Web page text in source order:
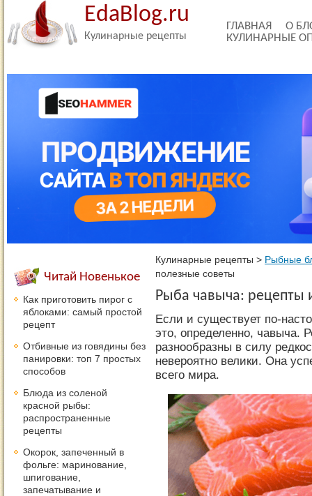
EdaBlog.ru
Кулинарные рецепты
ГЛАВНАЯ
О
КУЛИНАРНЫЕ
Кулинарные рецепты > Рыбные
полезные советы
Рыба чавыча: рецепты
Если и существует по-
это, определенно, чавыча.
разнообразны в силу
невероятно велики. Она
всего мира.
Читай Новенькое
Как приготовить пирог с
яблоками: самый простой
рецепт
Отбивные из говядины без
панировки: топ 7 простых
способов
Блюда из соленой
красной рыбы:
распространенные
рецепты
Окорок, запеченный в
фольге: маринование,
шпигование,
запечатывание и